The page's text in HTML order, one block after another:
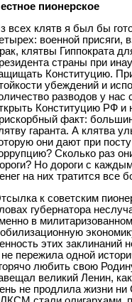
пионерское
всех клятв я был бы
военной присяги,
клятвы Гиппократа
страны при
Конституцию.
убеждений и
разводов у
Конституцию РФ и
факт:
гаранта. А клятва
они дают при
Сколько раз
Но дороги с
на них тратится все
к советским
губернатора
в
этих заклинаний
пережила одной
любить свою
великий Ленин,
не продлила жизни